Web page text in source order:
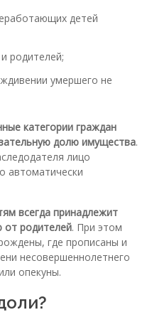
детей
родителей;
умершего не
категории граждан
долю имущества.
лицо
автоматически
всегда принадлежит
от родителей. При этом
где прописаны и
несовершеннолетнего
опекуны.